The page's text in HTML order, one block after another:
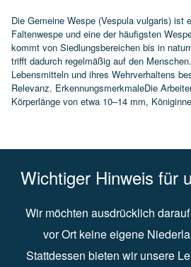
Die Gemeine Wespe (Vespula vulgaris) ist
Faltenwespe und eine der häufigsten
kommt von Siedlungsbereichen bis in
trifft dadurch regelmäßig auf den
Lebensmitteln und ihres Wehrverhaltens
Relevanz. ErkennungsmerkmaleDie
Körperlänge von etwa 10–14 mm,
Wichtiger Hinweis für
Wir möchten ausdrücklich
vor Ort keine eigene
Stattdessen bieten wir unsere